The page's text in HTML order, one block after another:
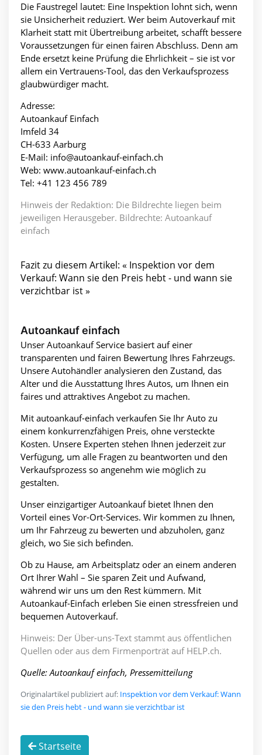
Die Faustregel lautet: Eine Inspektion lohnt sich, wenn
sie Unsicherheit reduziert. Wer beim Autoverkauf mit
Klarheit statt mit Übertreibung arbeitet, schafft bessere
Voraussetzungen für einen fairen Abschluss. Denn am
Ende ersetzt keine Prüfung die Ehrlichkeit – sie ist vor
allem ein Vertrauens-Tool, das den Verkaufsprozess
glaubwürdiger macht.
Adresse:
Autoankauf Einfach
Imfeld 34
CH-633 Aarburg
E-Mail: info@autoankauf-einfach.ch
Web: www.autoankauf-einfach.ch
Tel: +41 123 456 789
Hinweis der Redaktion: Die Bildrechte liegen beim
jeweiligen Herausgeber. Bildrechte: Autoankauf
einfach
Fazit zu diesem Artikel: « Inspektion vor dem
Verkauf: Wann sie den Preis hebt - und wann sie
verzichtbar ist »
Autoankauf einfach
Unser Autoankauf Service basiert auf einer
transparenten und fairen Bewertung Ihres Fahrzeugs.
Unsere Autohändler analysieren den Zustand, das
Alter und die Ausstattung Ihres Autos, um Ihnen ein
faires und attraktives Angebot zu machen.
Mit autoankauf-einfach verkaufen Sie Ihr Auto zu
einem konkurrenzfähigen Preis, ohne versteckte
Kosten. Unsere Experten stehen Ihnen jederzeit zur
Verfügung, um alle Fragen zu beantworten und den
Verkaufsprozess so angenehm wie möglich zu
gestalten.
Unser einzigartiger Autoankauf bietet Ihnen den
Vorteil eines Vor-Ort-Services. Wir kommen zu Ihnen,
um Ihr Fahrzeug zu bewerten und abzuholen, ganz
gleich, wo Sie sich befinden.
Ob zu Hause, am Arbeitsplatz oder an einem anderen
Ort Ihrer Wahl – Sie sparen Zeit und Aufwand,
während wir uns um den Rest kümmern. Mit
Autoankauf-Einfach erleben Sie einen stressfreien und
bequemen Autoverkauf.
Hinweis: Der Über-uns-Text stammt aus öffentlichen
Quellen oder aus dem Firmenporträt auf HELP.ch.
Quelle: Autoankauf einfach, Pressemitteilung
Originalartikel publiziert auf: Inspektion vor dem Verkauf: Wann
sie den Preis hebt - und wann sie verzichtbar ist
Startseite